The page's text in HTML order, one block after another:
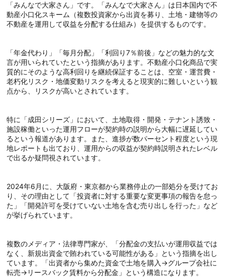
「みんなで大家さん」です。「みんなで大家さん」は日本国内で不
動産小口化スキーム（複数投資家から出資を募り、土地・建物等の
不動産を運用して収益を分配する仕組み）を提供するものです。
「年金代わり」「毎月分配」「利回り7％前後」などの魅力的な文
言が用いられていたという指摘があります。不動産小口化商品で実
質的にそのような高利回りを継続保証することは、空室・運営費・
老朽化リスク・地価変動リスクを考えると現実的に難しいという観
点から、リスクが高いとされています。
特に「成田シリーズ」において、土地取得・開発・テナント誘致・
施設稼働といった運用フローが契約時の説明から大幅に遅延してい
るという報道があります。また、進捗が数パーセント程度という現
地レポートも出ており、運用からの収益が契約時説明されたレベル
で出るか疑問視されています。
2024年6月に、大阪府・東京都から業務停止の一部処分を受けてお
り、その理由として「投資者に対する重要な変更事項の報告を怠っ
た」「開発許可を受けていない土地を含む売り出しを行った」など
が挙げられています。
複数のメディア・法律専門家が、「分配金の支払いが運用収益では
なく、新規出資金で賄われている可能性がある」という指摘を出し
ています。「出資者から集めた資金で土地を購入→グループ会社に
転売→リースバック賃料から分配金」という構造になります。